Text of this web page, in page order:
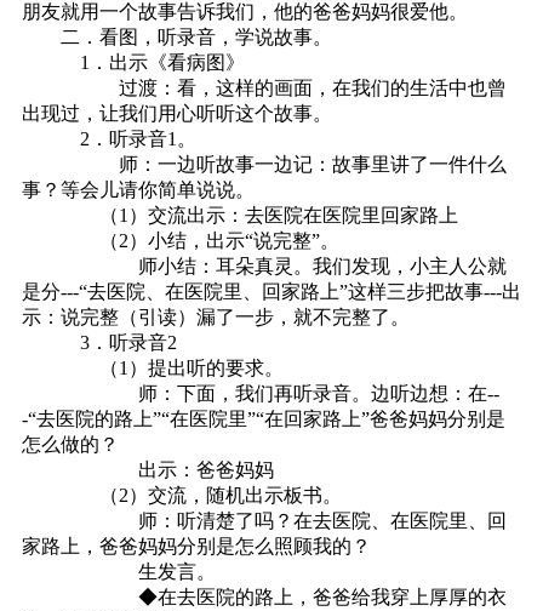
朋友就用一个故事告诉我们，他的爸爸妈妈很爱他。
二．看图，听录音，学说故事。
1．出示《看病图》
过渡：看，这样的画面，在我们的生活中也曾
出现过，让我们用心听听这个故事。
2．听录音1。
师：一边听故事一边记：故事里讲了一件什么
事？等会儿请你简单说说。
（1）交流出示：去医院在医院里回家路上
（2）小结，出示“说完整”。
师小结：耳朵真灵。我们发现，小主人公就
是分---“去医院、在医院里、回家路上”这样三步把故事---出
示：说完整（引读）漏了一步，就不完整了。
3．听录音2
（1）提出听的要求。
师：下面，我们再听录音。边听边想：在--
-“去医院的路上”“在医院里”“在回家路上”爸爸妈妈分别是
怎么做的？
出示：爸爸妈妈
（2）交流，随机出示板书。
师：听清楚了吗？在去医院、在医院里、回
家路上，爸爸妈妈分别是怎么照顾我的？
生发言。
◆在去医院的路上，爸爸给我穿上厚厚的衣